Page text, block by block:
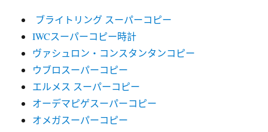
ブライトリング スーパーコピー
IWCスーパーコピー時計
ヴァシュロン・コンスタンタンコピー
ウブロスーパーコピー
エルメス スーパーコピー
オーデマピゲスーパーコピー
オメガスーパーコピー